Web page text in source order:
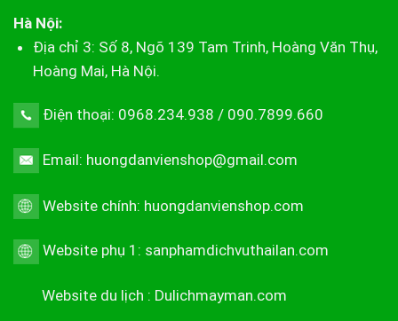
Hà Nội:
Địa chỉ 3: Số 8, Ngõ 139 Tam Trinh, Hoàng Văn Thụ,
Hoàng Mai, Hà Nội.
Điện thoại: 0968.234.938 / 090.7899.660
Email: huongdanvienshop@gmail.com
Website chính: huongdanvienshop.com
Website phụ 1: sanphamdichvuthailan.com
Website du lịch : Dulichmayman.com